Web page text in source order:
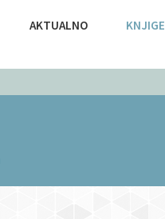
AKTUALNO KNJIGE